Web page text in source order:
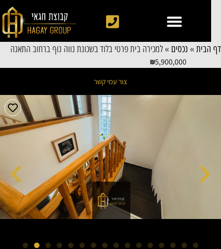
הבית»נכסים»למכירה בית פרטי בלוד בשכונת נווה נוף ברחוב התאנה
5,900,000
צור עמי קשר